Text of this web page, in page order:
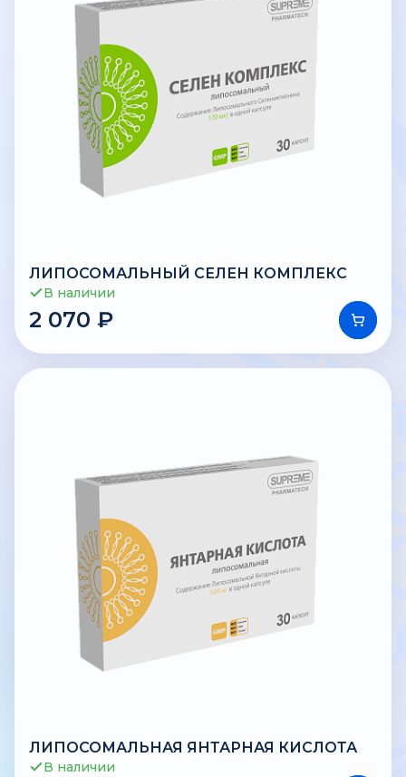
ЛИПОСОМАЛЬНЫЙ СЕЛЕН КОМПЛЕКС
В наличии
2 070 ₽
ЛИПОСОМАЛЬНАЯ ЯНТАРНАЯ КИСЛОТА
В наличии